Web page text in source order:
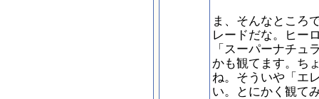
ま、そんなところ
レードだな。ヒー
「スーパーナチュ
かも観てます。ち
ね。そういや「エ
い。とにかく観て